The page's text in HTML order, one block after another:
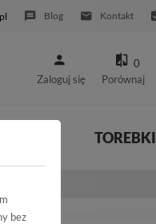
Blog Kontakt
Zaloguj się
0
Porównaj
TOREBKI
bez